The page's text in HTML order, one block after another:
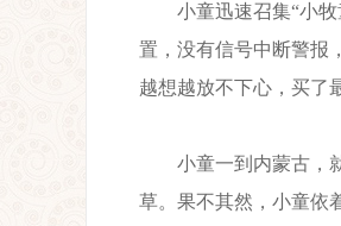
小童迅速召集“小牧
置，没有信号中断警报
越想越放不下心，买了
小童一到内蒙古，就
草。果不其然，小童依